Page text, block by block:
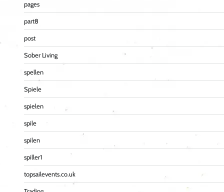
pages
part8
post
Sober Living
spellen
Spiele
spielen
spile
spilen
spiller1
topsailevents.co.uk